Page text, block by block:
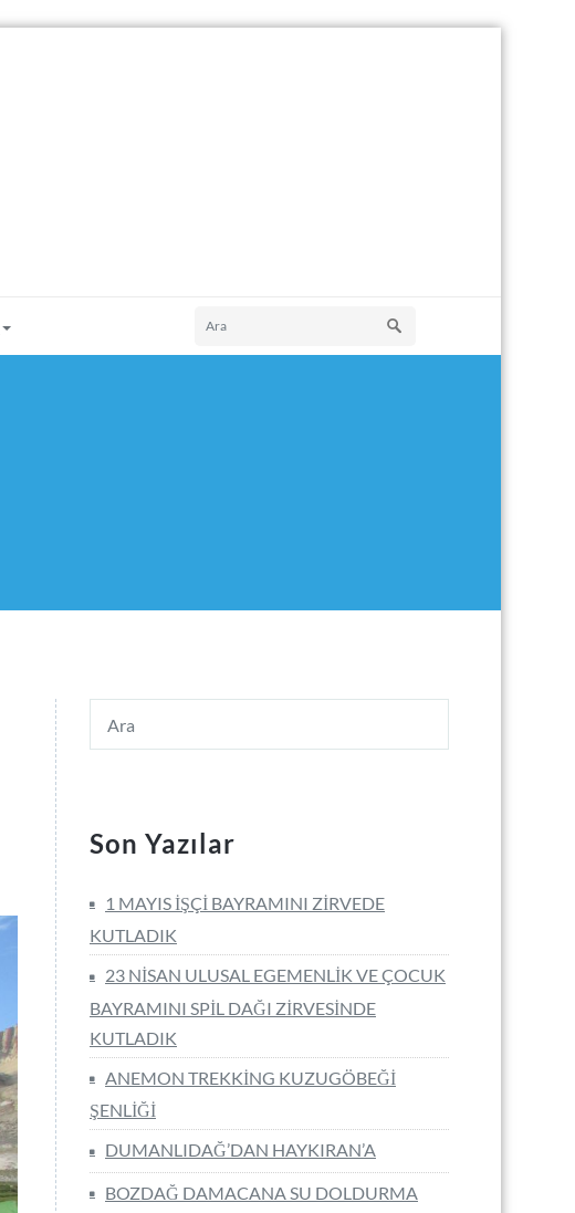
Son Yazılar
1 MAYIS İŞÇİ BAYRAMINI ZİRVEDE
KUTLADIK
23 NİSAN ULUSAL EGEMENLİK VE ÇOCUK
BAYRAMINI SPİL DAĞI ZİRVESİNDE
KUTLADIK
ANEMON TREKKİNG KUZUGÖBEĞİ
ŞENLİĞİ
DUMANLIDAĞ’DAN HAYKIRAN’A
BOZDAĞ DAMACANA SU DOLDURMA